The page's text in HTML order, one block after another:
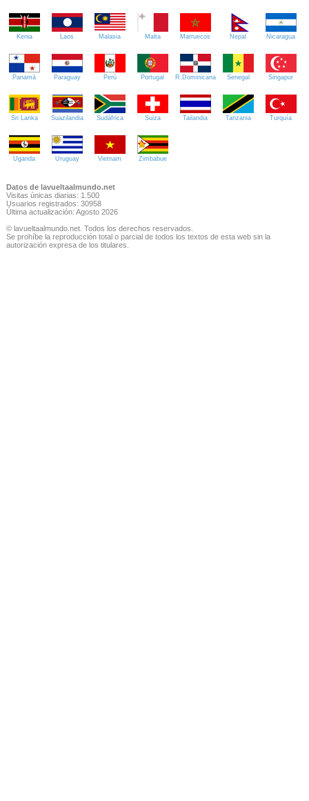
Kenia Laos Malasia Malta Marruecos Nepal Nicaragua
Panamá Paraguay Perú Portugal R.Dominicana Senegal Singapur
Sri Lanka Suazilandia Sudáfrica Suiza Tailandia Tanzania Turquía
Uganda Uruguay Vietnam Zimbabue
Datos de lavueltaalmundo.net
Visitas únicas diarias: 1.500
Usuarios registrados: 30958
Última actualización: Agosto 2026
© lavueltaalmundo.net. Todos los derechos reservados.
Se prohíbe la reproducción total o parcial de todos los textos de esta web sin la
autorización expresa de los titulares.